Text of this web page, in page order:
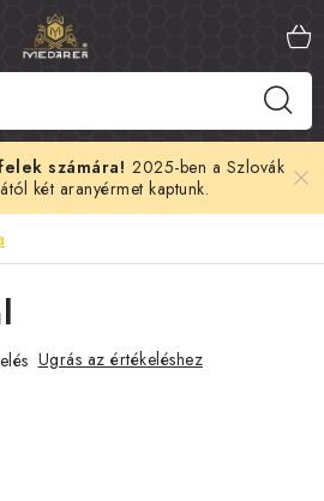
2025-ben a Szlovák
két aranyérmet kaptunk.
Ugrás az értékeléshez